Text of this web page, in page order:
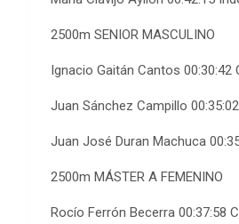
2500m SENIOR MASCULINO
Ignacio Gaitán Cantos 00:30:42
Juan Sánchez Campillo
Juan José Duran Machuca
2500m MÁSTER A FEMENINO
Rocío Ferrón Becerra 00:37:58